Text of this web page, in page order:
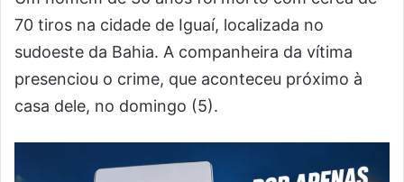
70 tiros na cidade de Iguaí, localizada no
sudoeste da Bahia. A companheira da vítima
presenciou o crime, que aconteceu próximo à
casa dele, no domingo (5).